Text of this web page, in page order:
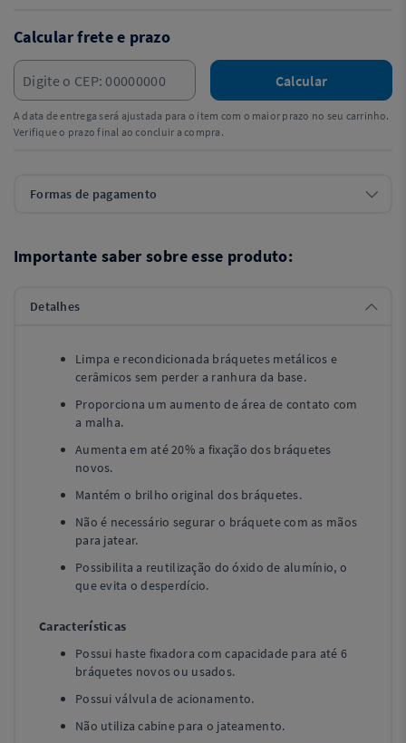
Calcular frete e prazo
Calcular
A data de entrega será ajustada para o item com o maior prazo no seu carrinho.
Verifique o prazo final ao concluir a compra.
Formas de pagamento
Importante saber sobre esse produto:
Detalhes
Limpa e recondicionada bráquetes metálicos e
cerâmicos sem perder a ranhura da base.
Proporciona um aumento de área de contato com
a malha.
Aumenta em até 20% a fixação dos bráquetes
novos.
Mantém o brilho original dos bráquetes.
Não é necessário segurar o bráquete com as mãos
para jatear.
Possibilita a reutilização do óxido de alumínio, o
que evita o desperdício.
Características
Possui haste fixadora com capacidade para até 6
bráquetes novos ou usados.
Possui válvula de acionamento.
Não utiliza cabine para o jateamento.